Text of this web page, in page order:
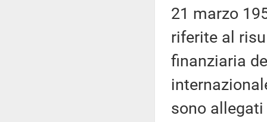
21 marzo
riferite al
finanziaria
sono